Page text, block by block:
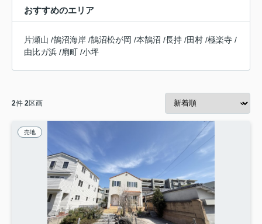
おすすめのエリア
片瀬山 /鵠沼海岸 /鵠沼松が岡 /本鵠沼 /長持 /田村 /極楽寺 /
由比ガ浜 /扇町 /小坪
2件 2区画
売地